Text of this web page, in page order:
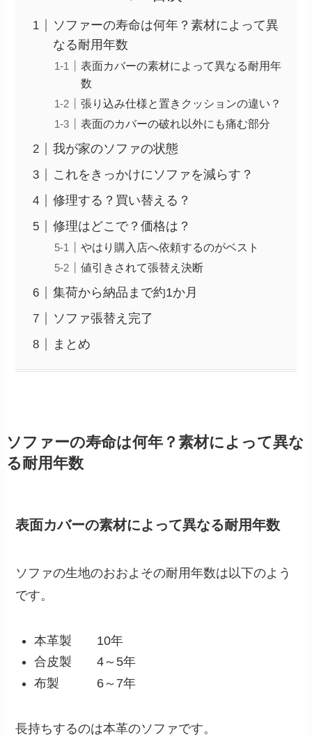
ソファーの寿命は何年？素材によって異
なる耐用年数
表面カバーの素材によって異なる耐用年
数
張り込み仕様と置きクッションの違い？
表面のカバーの破れ以外にも痛む部分
我が家のソファの状態
これをきっかけにソファを減らす？
修理する？買い替える？
修理はどこで？価格は？
やはり購入店へ依頼するのがベスト
値引きされて張替え決断
集荷から納品まで約1か月
ソファ張替え完了
まとめ
ソファーの寿命は何年？素材によって異な
る耐用年数
表面カバーの素材によって異なる耐用年数
ソファの生地のおおよその耐用年数は以下のよう
です。
本革製 10年
合皮製 4～5年
布製 6～7年
長持ちするのは本革のソファです。